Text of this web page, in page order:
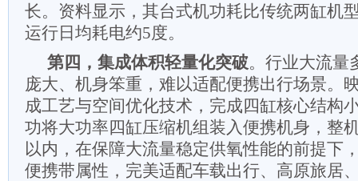
长。资料显示，其台式机功耗比传统两缸机
运行日均耗电约5度。
第四，集成体积轻量化突破。行业大流量
庞大、机身笨重，难以适配便携出行场景。
成工艺与空间优化技术，完成四缸核心结构
功将大功率四缸压缩机组装入便携机身，整
以内，在保障大流量稳定供氧性能的前提下
便携带属性，完美适配车载出行、高原旅居